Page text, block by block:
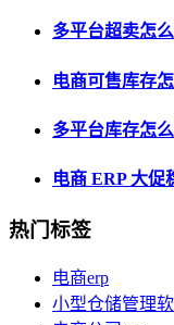
多平台超卖怎
电商可售库存
多平台库存怎
电商 ERP 大促
热门标签
电商erp
小型仓储管理